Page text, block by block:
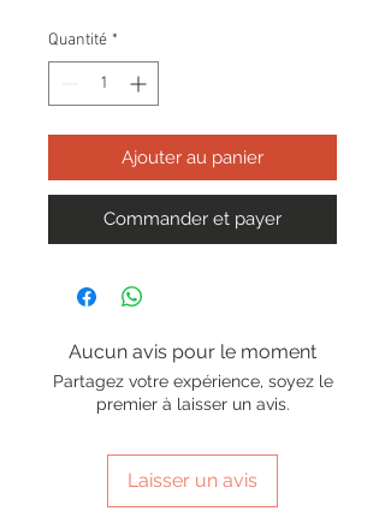
Quantité *
Ajouter au panier
Commander et payer
Aucun avis pour le moment
Partagez votre expérience, soyez le
premier à laisser un avis.
Laisser un avis